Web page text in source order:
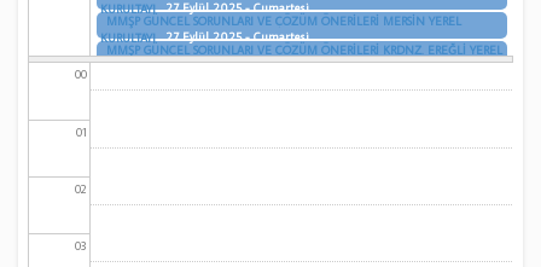
KURULTAYI
27 Eylül 2025 - Cumartesi
MMŞP GÜNCEL SORUNLARI VE ÇÖZÜM ÖNERİLERİ MERSİN YEREL
KURULTAYI
27 Eylül 2025 - Cumartesi
MMŞP GÜNCEL SORUNLARI VE ÇÖZÜM ÖNERİLERİ KRDNZ. EREĞLİ YEREL
KURULTAYI
27 Eylül 2025 - Cumartesi
00
01
02
03